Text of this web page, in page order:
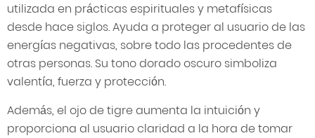
utilizada en prácticas espirituales y metafísicas
desde hace siglos. Ayuda a proteger al usuario de las
energías negativas, sobre todo las procedentes de
otras personas. Su tono dorado oscuro simboliza
valentía, fuerza y protección.
Además, el ojo de tigre aumenta la intuición y
proporciona al usuario claridad a la hora de tomar